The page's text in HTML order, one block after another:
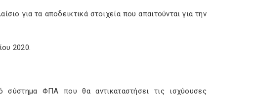
για τα αποδεικτικά στοιχεία που απαιτούνται για την
2020.
σύστημα ΦΠΑ που θα αντικαταστήσει τις ισχύουσες